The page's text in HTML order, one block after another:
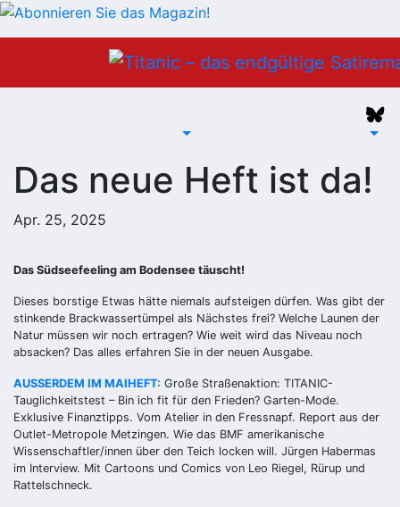
Das neue Heft ist da!
Apr. 25, 2025
Das Südseefeeling am Bodensee täuscht!
Dieses borstige Etwas hätte niemals aufsteigen dürfen. Was gibt der
stinkende Brackwassertümpel als Nächstes frei? Welche Launen der
Natur müssen wir noch ertragen? Wie weit wird das Niveau noch
absacken? Das alles erfahren Sie in der neuen Ausgabe.
AUSSERDEM IM MAIHEFT: Große Straßenaktion: TITANIC-
Tauglichkeitstest – Bin ich fit für den Frieden? Garten-Mode.
Exklusive Finanztipps. Vom Atelier in den Fressnapf. Report aus der
Outlet-Metropole Metzingen. Wie das BMF amerikanische
Wissenschaftler/innen über den Teich locken will. Jürgen Habermas
im Interview. Mit Cartoons und Comics von Leo Riegel, Rürup und
Rattelschneck.